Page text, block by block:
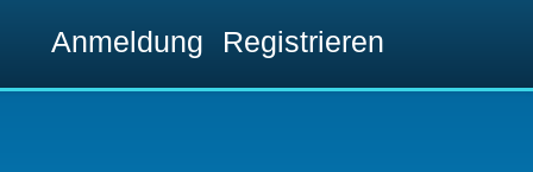
Anmeldung Registrieren